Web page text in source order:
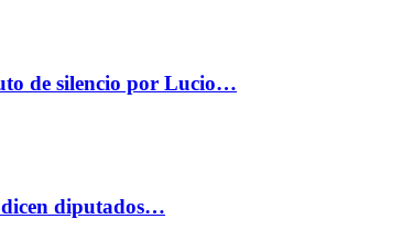
de silencio por Lucio…
dicen diputados…